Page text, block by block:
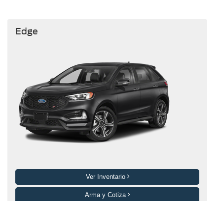
Edge
Ver Inventario
Arma y Cotiza